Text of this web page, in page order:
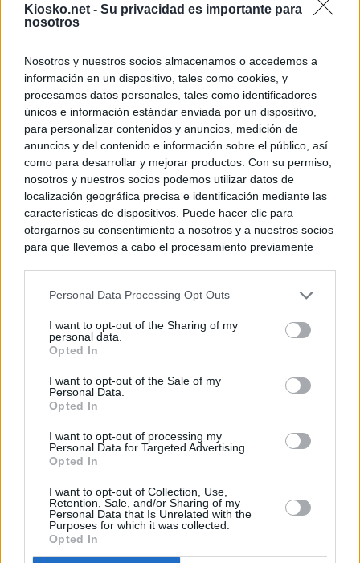
Kiosko.net - Su privacidad es importante para
nosotros
Nosotros y nuestros socios almacenamos o accedemos a
información en un dispositivo, tales como cookies, y
procesamos datos personales, tales como identificadores
únicos e información estándar enviada por un dispositivo,
para personalizar contenidos y anuncios, medición de
anuncios y del contenido e información sobre el público, así
como para desarrollar y mejorar productos. Con su permiso,
nosotros y nuestros socios podemos utilizar datos de
localización geográfica precisa e identificación mediante las
características de dispositivos. Puede hacer clic para
otorgarnos su consentimiento a nosotros y a nuestros socios
para que llevemos a cabo el procesamiento previamente
negar su consentimiento. Tenga en cuenta que algún
de su consentimiento, pero usted tiene el derecho de
rechazar tal procesamiento. Sus preferencias se aplicarán
cualquier momento entrando de nuevo en este sitio web o
visitando nuestra política de privacidad.
Personal Data Processing Opt Outs
I want to opt-out of the Sharing of my
personal data.
Opted In
I want to opt-out of the Sale of my
Personal Data.
Opted In
I want to opt-out of processing my
Personal Data for Targeted Advertising.
Opted In
I want to opt-out of Collection, Use,
Retention, Sale, and/or Sharing of my
Personal Data that Is Unrelated with the
Purposes for which it was collected.
Opted In